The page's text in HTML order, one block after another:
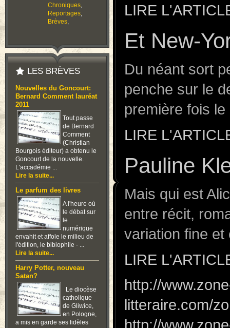
Chroniques,
Reportages,
Brèves,
LES BRÈVES
Nouvelles du Goncourt:
Bernard Comment lauréat
2011
Tout passe
de Bernard
Comment
(Christian
Bourgois éditeur) a obtenu le
Goncourt de la nouvelle.
L'accadémie ...
Lire la suite...
Le parfum des livres
A l'heure où
le débat sur
le
numérique
envahit et affole le milieu de
l'édition, le bibiophile - ...
Lire la suite...
Harry Potter, nouveau
Satan?
Le diocèse
catholique
de Gliwice,
en Pologne,
a mis en garde ses fidèles
LIRE
Et New-
Du néant sort
penche sur le
première fois
LIRE
Pauline
Mais qui est
entre récit,
variation fine et
LIRE
http://
litteraire.com/